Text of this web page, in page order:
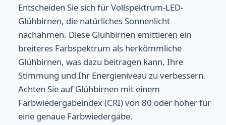
Entscheiden Sie sich für Vollspektrum-LED-
Glühbirnen, die natürliches Sonnenlicht
nachahmen. Diese Glühbirnen emittieren ein
breiteres Farbspektrum als herkömmliche
Glühbirnen, was dazu beitragen kann, Ihre
Stimmung und Ihr Energieniveau zu verbessern.
Achten Sie auf Glühbirnen mit einem
Farbwiedergabeindex (CRI) von 80 oder höher für
eine genaue Farbwiedergabe.